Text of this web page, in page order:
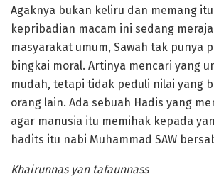
Agaknya bukan keliru dan memang
kepribadian macam ini sedang
masyarakat umum, Sawah tak punya
bingkai moral. Artinya mencari yang
mudah, tetapi tidak peduli nilai yang
orang lain. Ada sebuah Hadis yang
agar manusia itu memihak kepada
hadits itu nabi Muhammad SAW
Khairunnas yan tafaunnass